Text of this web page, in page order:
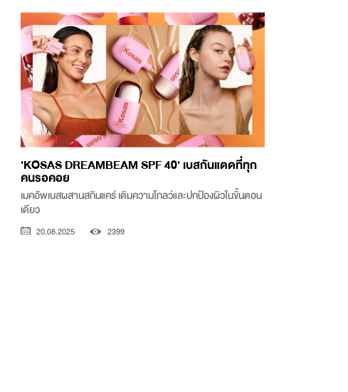
'KOSAS DREAMBEAM SPF 40' เบสกันแดดที่ทุก
คนรอคอย
เมคอัพเบสผสานสกินแคร์ เติมความโกลว์และปกป้องผิวในขั้นตอน
เดียว
20.08.2025 2399